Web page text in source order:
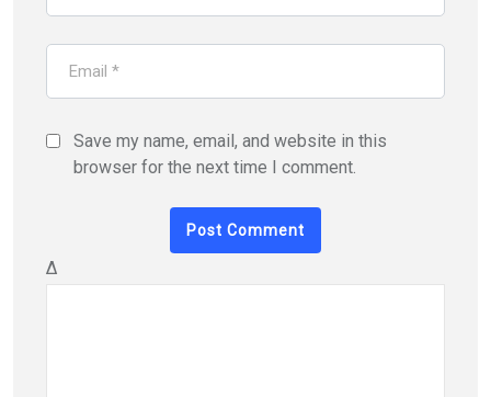
Save my name, email, and website in this
browser for the next time I comment.
Δ